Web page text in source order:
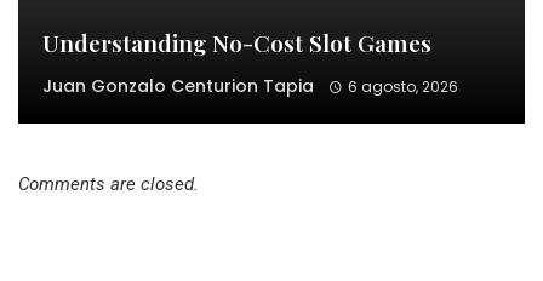
Understanding No-Cost Slot Games
Juan Gonzalo Centurion Tapia 6 agosto, 2026
Comments are closed.